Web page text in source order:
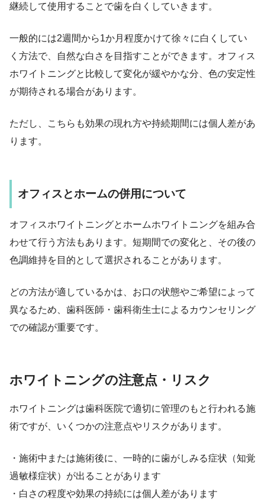
継続して使用することで歯を白くしていきます。
一般的には2週間から1か月程度かけて徐々に白くしてい
く方法で、自然な白さを目指すことができます。オフィス
ホワイトニングと比較して変化が緩やかな分、色の安定性
が期待される場合があります。
ただし、こちらも効果の現れ方や持続期間には個人差があ
ります。
オフィスとホームの併用について
オフィスホワイトニングとホームホワイトニングを組み合
わせて行う方法もあります。短期間での変化と、その後の
色調維持を目的として選択されることがあります。
どの方法が適しているかは、お口の状態やご希望によって
異なるため、歯科医師・歯科衛生士によるカウンセリング
での確認が重要です。
ホワイトニングの注意点・リスク
ホワイトニングは歯科医院で適切に管理のもと行われる施
術ですが、いくつかの注意点やリスクがあります。
・施術中または施術後に、一時的に歯がしみる症状（知覚
過敏様症状）が出ることがあります
・白さの程度や効果の持続には個人差があります